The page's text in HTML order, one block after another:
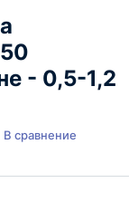
- 0,5-1,2
В сравнение